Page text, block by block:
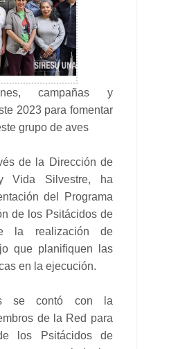
campañas y
2023 para fomentar
grupo de aves
de la Dirección de
Vida Silvestre, ha
del Programa
de los Psitácidos de
la realización de
que planifiquen las
en la ejecución.
se contó con la
de la Red para
los Psitácidos de